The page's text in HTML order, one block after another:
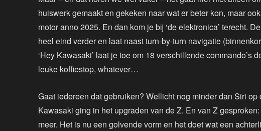
huiswerk gemaakt en gekeken naar wat er beter kon, maar
motor anno 2025. En dan kom je bij ‘de elektronica’ terecht.
heel eind verder en laat naast turn-by-turn navigatie
‘Hey Kawasaki’ laat je toe om 18 verschillende commando’s
leuke koffiestop, whatever…
Gaat iedereen dat gebruiken? Wellicht nog minder dan Siri
Kawasaki ging in het upgraden van de Z. En van Z
meer. Het is nu een golvende vorm en het doet wat een